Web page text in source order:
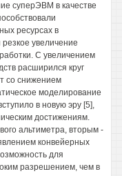
суперЭВМ в качестве
ресурсах в
резкое увеличение
С увеличением
расширился круг
со снижением
моделирование
в новую эру [5],
достижениям.
альтиметра, вторым -
конвейерных
для
разрешением, чем в